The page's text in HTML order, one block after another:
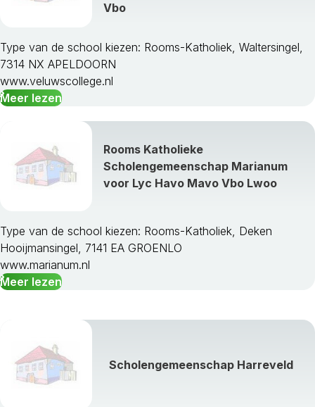
Vbo
Type van de school kiezen: Rooms-Katholiek, Waltersingel,
7314 NX APELDOORN
www.veluwscollege.nl
Meer lezen
Rooms Katholieke
Scholengemeenschap Marianum
voor Lyc Havo Mavo Vbo Lwoo
Type van de school kiezen: Rooms-Katholiek, Deken
Hooijmansingel, 7141 EA GROENLO
www.marianum.nl
Meer lezen
Scholengemeenschap Harreveld